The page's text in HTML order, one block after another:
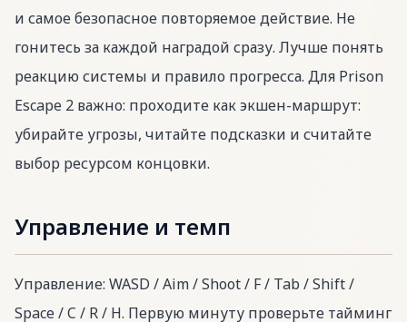
и самое безопасное повторяемое действие. Не
гонитесь за каждой наградой сразу. Лучше понять
реакцию системы и правило прогресса. Для Prison
Escape 2 важно: проходите как экшен-маршрут:
убирайте угрозы, читайте подсказки и считайте
выбор ресурсом концовки.
Управление и темп
Управление: WASD / Aim / Shoot / F / Tab / Shift /
Space / C / R / H. Первую минуту проверьте тайминг